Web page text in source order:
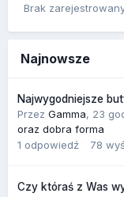
Brak
Najnowsze
Najwygodniejsze
Przez Gamma, 23
oraz dobra forma
1 odpowiedź 78
Czy któraś z Was